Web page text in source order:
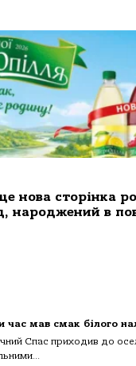
нова сторінка
народжений в
час мав смак білого
Спас приходив до